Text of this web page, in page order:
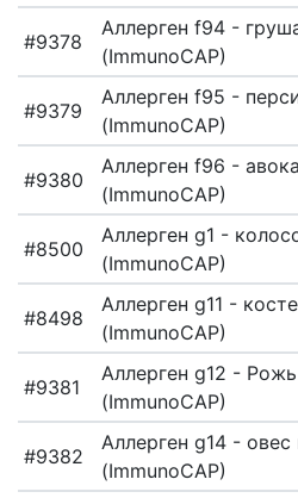
#9378
Аллерген f94 -
(ImmunoCAP)
#9379
Аллерген f95 -
(ImmunoCAP)
#9380
Аллерген f96 -
(ImmunoCAP)
#8500
Аллерген g1 -
(ImmunoCAP)
#8498
Аллерген g11 -
(ImmunoCAP)
#9381
Аллерген g12 -
(ImmunoCAP)
#9382
Аллерген g14 - овес
(ImmunoCAP)